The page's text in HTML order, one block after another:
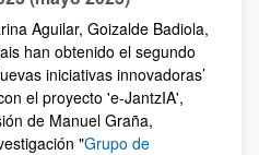
Aguilar, Goizalde Badiola,
han obtenido el segundo
iniciativas innovadoras’
el proyecto 'e-JantzIA',
de Manuel Graña,
"Grupo de